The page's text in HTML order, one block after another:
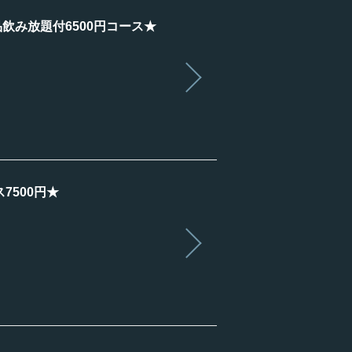
飲み放題付6500円コース★
7500円★